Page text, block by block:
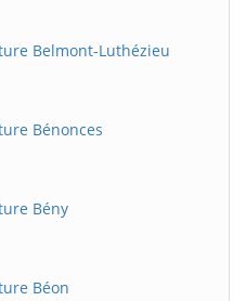
Belmont-Luthézieu
Bénonces
Bény
Béon